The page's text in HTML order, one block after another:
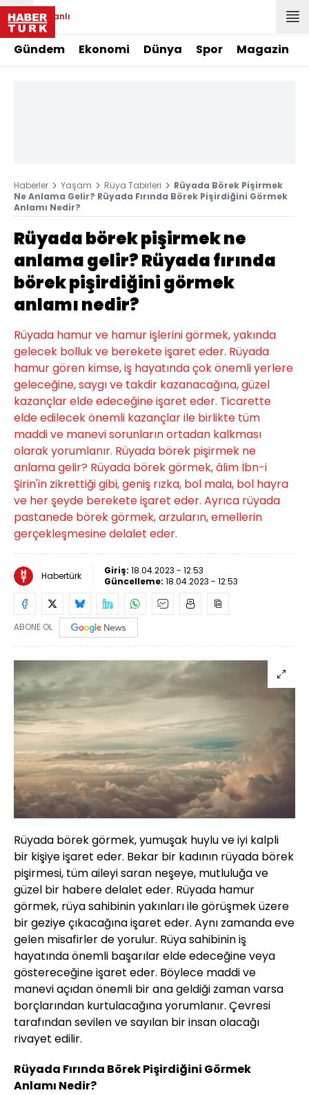
Canlı
Gündem Ekonomi Dünya Spor Magazin
Haberler Yaşam Rüya Tabirleri
Rüyada Börek Pişirmek
Ne Anlama Gelir? Rüyada Fırında Börek Pişirdiğini Görmek
Anlamı Nedir?
Rüyada börek pişirmek ne
anlama gelir? Rüyada fırında
börek pişirdiğini görmek
anlamı nedir?
Rüyada hamur ve hamur işlerini görmek, yakında
gelecek bolluk ve berekete işaret eder. Rüyada
hamur gören kimse, iş hayatında çok önemli yerlere
geleceğine, saygı ve takdir kazanacağına, güzel
kazançlar elde edeceğine işaret eder. Ticarette
elde edilecek önemli kazançlar ile birlikte tüm
maddi ve manevi sorunların ortadan kalkması
olarak yorumlanır. Rüyada börek pişirmek ne
anlama gelir? Rüyada börek görmek, âlim İbn-i
Şirin'in zikrettiği gibi, geniş rızka, bol mala, bol hayra
ve her şeyde berekete işaret eder. Ayrıca rüyada
pastanede börek görmek, arzuların, emellerin
gerçekleşmesine delalet eder.
Habertürk Giriş: 18.04.2023 - 12:53
Güncelleme: 18.04.2023 - 12:53
ABONE OL
Rüyada börek görmek, yumuşak huylu ve iyi kalpli
bir kişiye işaret eder. Bekar bir kadının rüyada börek
pişirmesi, tüm aileyi saran neşeye, mutluluğa ve
güzel bir habere delalet eder. Rüyada hamur
görmek, rüya sahibinin yakınları ile görüşmek üzere
bir geziye çıkacağına işaret eder. Aynı zamanda eve
gelen misafirler de yorulur. Rüya sahibinin iş
hayatında önemli başarılar elde edeceğine veya
göstereceğine işaret eder. Böylece maddi ve
manevi açıdan önemli bir ana geldiği zaman varsa
borçlarından kurtulacağına yorumlanır. Çevresi
tarafından sevilen ve sayılan bir insan olacağı
rivayet edilir.
Rüyada Fırında Börek Pişirdiğini Görmek
Anlamı Nedir?